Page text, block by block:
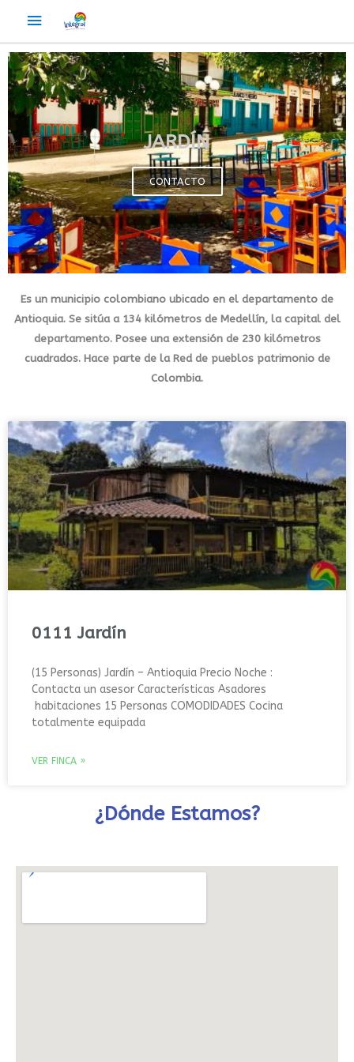
JARDÍN
CONTACTO
Es un municipio colombiano ubicado en el departamento de
Antioquia. Se sitúa a 134 kilómetrosde Medellín, la capital del
departamento. Posee una extensión de 230 kilómetros
cuadrados. Hace parte de laRed de pueblos patrimonio de
Colombia.
0111 Jardín
(15 Personas) Jardín – Antioquia Precio Noche :
Contacta un asesor Características Asadores
habitaciones 15 Personas COMODIDADES Cocina
totalmente equipada
VER FINCA »
¿Dónde Estamos?